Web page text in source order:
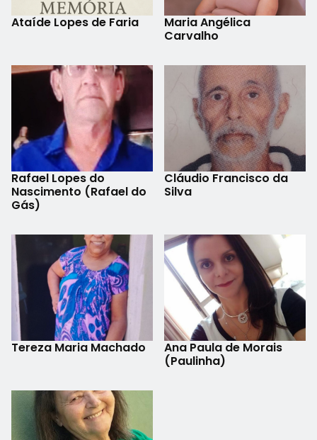
Ataíde Lopes de Faria
Maria Angélica
Carvalho
Rafael Lopes do
Nascimento (Rafael do
Gás)
Cláudio Francisco da
Silva
Tereza Maria Machado
Ana Paula de Morais
(Paulinha)